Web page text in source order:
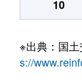
10
※出典：国
s://